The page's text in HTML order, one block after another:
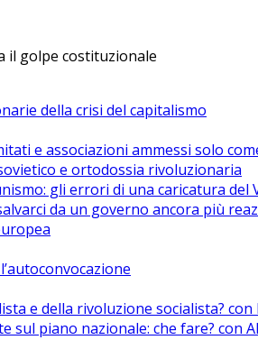
il golpe costituzionale
della crisi del capitalismo
e associazioni ammessi solo
e ortodossia rivoluzionaria
gli errori di una caricatura del
da un governo ancora più
e della rivoluzione socialista? con
sul piano nazionale: che fare? con